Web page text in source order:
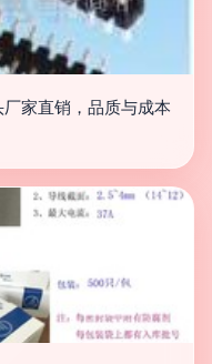
家直销，品质与成本